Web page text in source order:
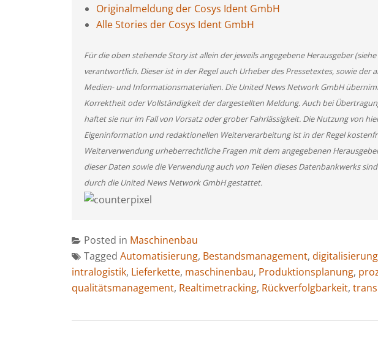
Originalmeldung der Cosys Ident GmbH
Alle Stories der Cosys Ident GmbH
Für die oben stehende Story ist allein der jeweils angegebene Herausgeber
verantwortlich. Dieser ist in der Regel auch Urheber des Pressetextes, sowie der
Medien- und Informationsmaterialien. Die United News Network GmbH
Korrektheit oder Vollständigkeit der dargestellten Meldung. Auch bei
haftet sie nur im Fall von Vorsatz oder grober Fahrlässigkeit. Die Nutzung von
Eigeninformation und redaktionellen Weiterverarbeitung ist in der Regel
Weiterverwendung urheberrechtliche Fragen mit dem angegebenen
dieser Daten sowie die Verwendung auch von Teilen dieses Datenbankwerks
durch die United News Network GmbH gestattet.
Posted in Maschinenbau
Tagged Automatisierung, Bestandsmanagement, digitalisierung
intralogistik, Lieferkette, maschinenbau, Produktionsplanung,
qualitätsmanagement, Realtimetracking, Rückverfolgbarkeit,